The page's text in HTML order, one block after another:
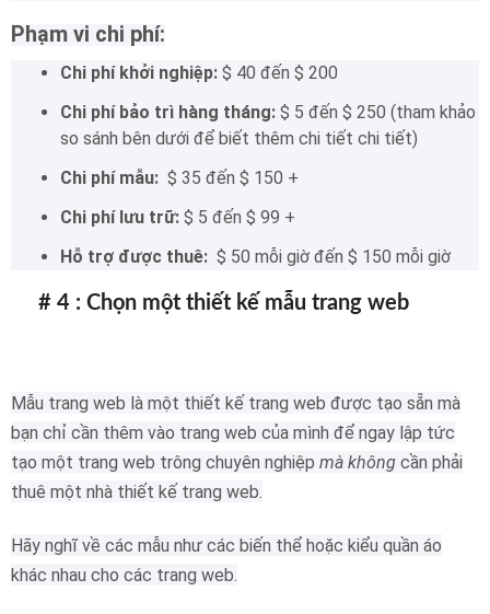
Phạm vi chi phí:
Chi phí khởi nghiệp: $ 40 đến $ 200
Chi phí bảo trì hàng tháng: $ 5 đến $ 250 (tham khảo
so sánh bên dưới để biết thêm chi tiết chi tiết)
Chi phí mẫu: $ 35 đến $ 150 +
Chi phí lưu trữ: $ 5 đến $ 99 +
Hỗ trợ được thuê: $ 50 mỗi giờ đến $ 150 mỗi giờ
# 4 : Chọn một thiết kế mẫu trang web
Mẫu trang web là một thiết kế trang web được tạo sẵn mà
bạn chỉ cần thêm vào trang web của mình để ngay lập tức
tạo một trang web trông chuyên nghiệp mà không cần phải
thuê một nhà thiết kế trang web.
Hãy nghĩ về các mẫu như các biến thể hoặc kiểu quần áo
khác nhau cho các trang web.